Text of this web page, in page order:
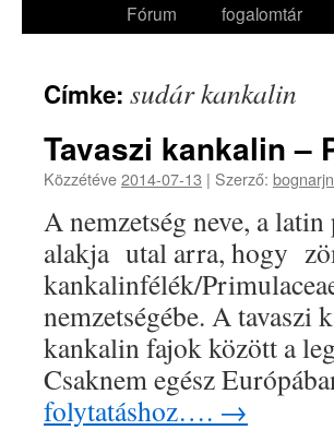
Fórum
fogalomtár
Címke: sudár kankalin
Tavaszi kankalin –
Közzétéve2014-07-13 | Szerző: bognarjn
A nemzetség neve, a
alakja utal arra, hogy
kankalinfélék/
nemzetségébe. A
kankalin fajok között a
Csaknem egész
folytatáshoz…. →